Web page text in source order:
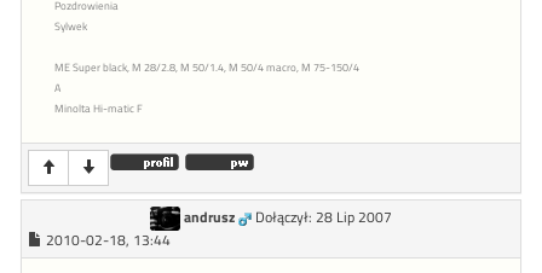
Pozdrowienia
Sylwek
ME Super black, M 28/2.8, M 50/1.4, M 50/4 macro, M 75-150/4
A
Minolta Hi-matic F
andrusz
Dołączył: 28 Lip 2007
2010-02-18, 13:44